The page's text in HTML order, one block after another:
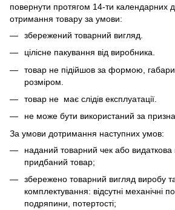
повернути протягом 14-ти календарних
отримання товару за умови:
збережений товарний вигляд.
цілісне пакування від виробника.
товар не підійшов за формою,
розміром.
товар не має слідів експлуатації.
не може бути використаний за
За умови дотримання наступних умов:
наданий товарний чек або
придбаний товар;
збережено товарний вигляд виробу
комплектування: відсутні механічні
подряпини, потертості;